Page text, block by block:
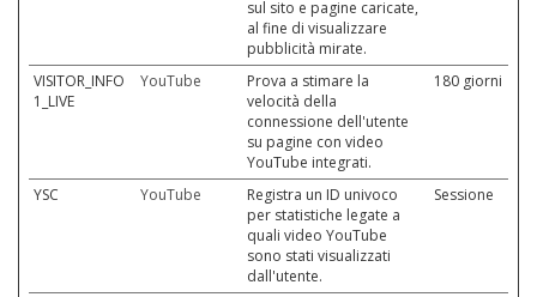
sul sito e pagine caricate,
al fine di visualizzare
pubblicità mirate.
VISITOR_INFO
1_LIVE
YouTube
Prova a stimare la
velocità della
connessione dell'utente
su pagine con video
YouTube integrati.
180 giorni
YSC YouTube
Registra un ID univoco
per statistiche legate a
quali video YouTube
sono stati visualizzati
dall'utente.
Sessione